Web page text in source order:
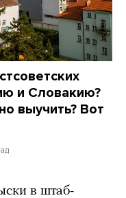
и Словакию?
выучить? Вот
в штаб-